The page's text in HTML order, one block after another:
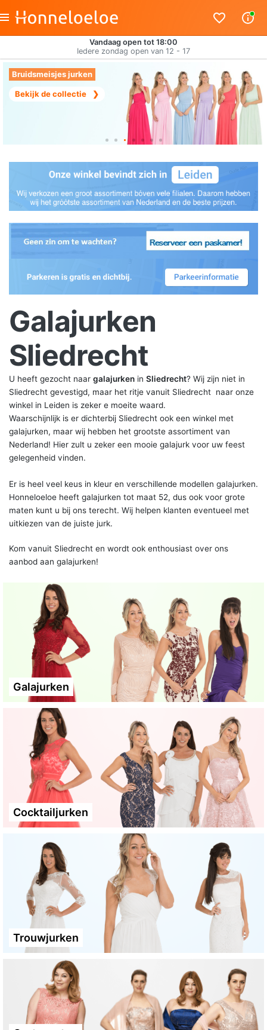
Vandaag open tot 18:00
Iedere zondag open van 12 - 17
Bruidsmeisjes jurken
Bekijk de collectie ❯
Galajurken
Sliedrecht
U heeft gezocht naar galajurken in Sliedrecht? Wij zijn niet in
Sliedrecht gevestigd, maar het ritje vanuit Sliedrecht naar onze
winkel in Leiden is zeker e moeite waard.
Waarschijnlijk is er dichterbij Sliedrecht ook een winkel met
galajurken, maar wij hebben het grootste assortiment van
Nederland! Hier zult u zeker een mooie galajurk voor uw feest
gelegenheid vinden.
Er is heel veel keus in kleur en verschillende modellen galajurken.
Honneloeloe heeft galajurken tot maat 52, dus ook voor grote
maten kunt u bij ons terecht. Wij helpen klanten eventueel met
uitkiezen van de juiste jurk.
Kom vanuit Sliedrecht en wordt ook enthousiast over ons
aanbod aan galajurken!
Galajurken
Cocktailjurken
Trouwjurken